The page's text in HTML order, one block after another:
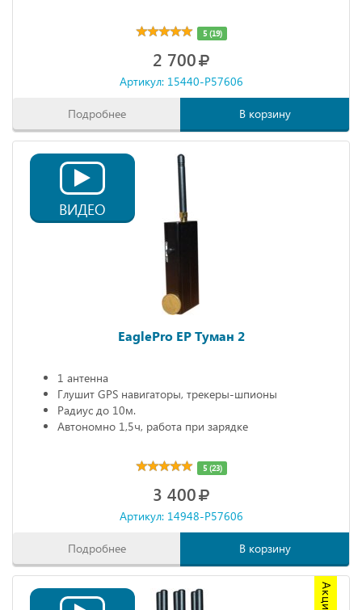
5 (19)
2 700
Артикул: 15440-P57606
Подробнее В корзину
ВИДЕО
EaglePro EP Туман 2
1 антенна
Глушит GPS навигаторы, трекеры-шпионы
Радиус до 10м.
Автономно 1,5ч, работа при зарядке
5 (23)
3 400
Артикул: 14948-P57606
Подробнее В корзину